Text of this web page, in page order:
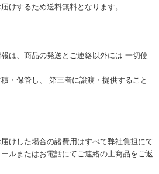
けするため送料無料となります。
は、商品の発送とご連絡以外には 一切使
・保管し、 第三者に譲渡・提供すること
けした場合の諸費用はすべて弊社負担にて
ルまたはお電話にてご連絡の上商品をご返